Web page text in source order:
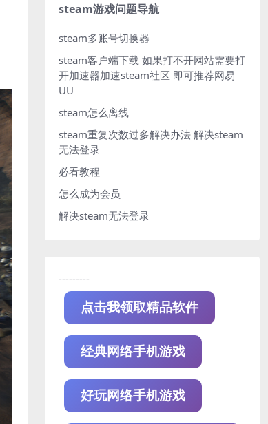
steam游戏问题导航
steam多账号切换器
steam客户端下载 如果打不开网站需要打
开加速器加速steam社区 即可推荐网易
UU
steam怎么离线
steam重复次数过多解决办法 解决steam
无法登录
必看教程
怎么成为会员
解决steam无法登录
---------
点击我领取精品软件
经典网络手机游戏
好玩网络手机游戏